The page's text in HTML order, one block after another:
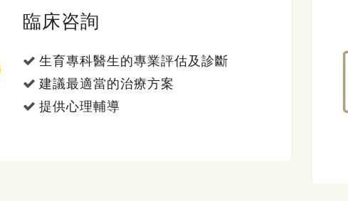
臨床咨詢
生育專科醫生的專業評估及診斷
建議最適當的治療方案
提供心理輔導